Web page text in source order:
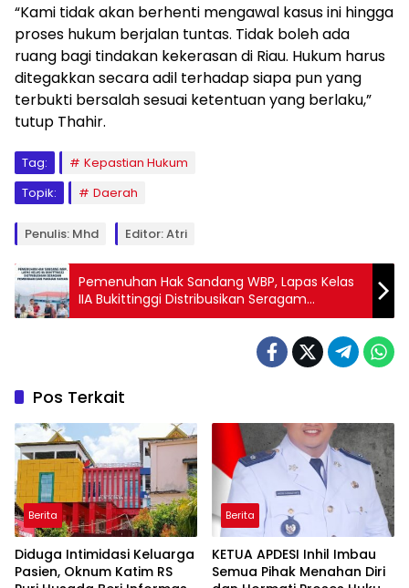
“Kami tidak akan berhenti mengawal kasus ini hingga
proses hukum berjalan tuntas. Tidak boleh ada
ruang bagi tindakan kekerasan di Riau. Hukum harus
ditegakkan secara adil terhadap siapa pun yang
terbukti bersalah sesuai ketentuan yang berlaku,”
tutup Thahir.
Tag:
Kepastian Hukum
Topik:
Daerah
Penulis: Mhd Editor: Atri
Pemenuhan Hak Sandang WBP, Lapas Kelas
IIA Bukittinggi Distribusikan Seragam
Pembinaan dan Pakaian Harian
Pos Terkait
Berita
Diduga Intimidasi Keluarga
Pasien, Oknum Katim RS
Berita
KETUA APDESI Inhil Imbau
Semua Pihak Menahan Diri